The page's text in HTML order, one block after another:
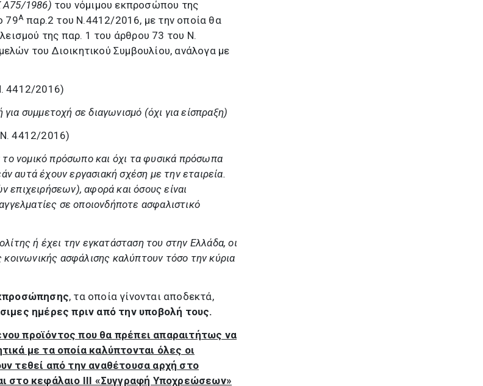
Α75/1986) του νόμιμου εκπροσώπου της
79Α παρ.2 του Ν.4412/2016, με την οποία θα
της παρ. 1 του άρθρου 73 του Ν.
του Διοικητικού Συμβουλίου, ανάλογα με
4412/2016)
συμμετοχή σε διαγωνισμό (όχι για είσπραξη)
4412/2016)
νομικό πρόσωπο και όχι τα φυσικά πρόσωπα
αυτά έχουν εργασιακή σχέση με την εταιρεία.
αφορά και όσους είναι
σε οποιονδήποτε ασφαλιστικό
ή έχει την εγκατάσταση του στην Ελλάδα, οι
ασφάλισης καλύπτουν τόσο την κύρια
, τα οποία γίνονται αποδεκτά,
ημέρες πριν από την υποβολή τους.
προϊόντος που θα πρέπει απαραιτήτως να
με τα οποία καλύπτονται όλες οι
τεθεί από την αναθέτουσα αρχή στο
στο κεφάλαιο ΙΙΙ «Συγγραφή Υποχρεώσεων»